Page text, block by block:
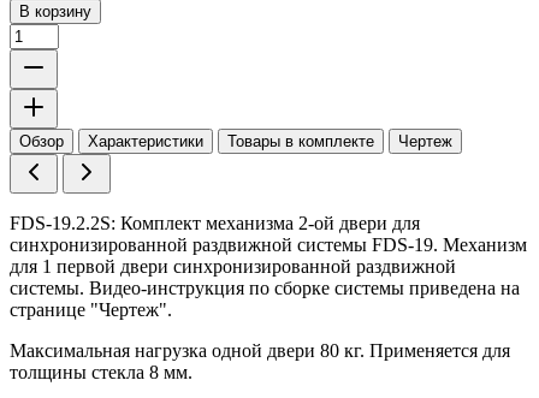
В корзину
Обзор Характеристики Товары в комплекте Чертеж
FDS-19.2.2S: Комплект механизма 2-ой двери для
синхронизированной раздвижной системы FDS-19. Механизм
для 1 первой двери синхронизированной раздвижной
системы. Видео-инструкция по сборке системы приведена на
странице "Чертеж".
Максимальная нагрузка одной двери 80 кг. Применяется для
толщины стекла 8 мм.